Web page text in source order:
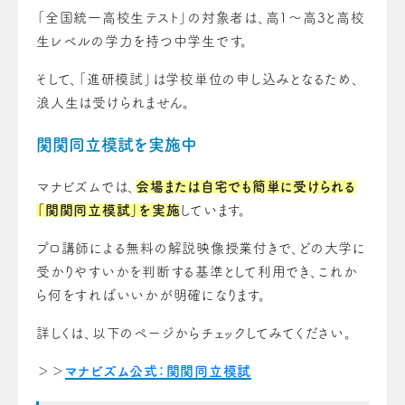
「全国統一高校生テスト」の対象者は、高1～高3と高校
生レベルの学力を持つ中学生です。
そして、「進研模試」は学校単位の申し込みとなるため、
浪人生は受けられません。
関関同立模試を実施中
マナビズムでは、 会場または自宅でも簡単に受けられる
「関関同立模試」を実施 しています。
プロ講師による無料の解説映像授業付きで、どの大学に
受かりやすいかを判断する基準として利用でき、これか
ら何をすればいいかが明確になります。
詳しくは、以下のページからチェックしてみてください。
＞＞ マナビズム公式：関関同立模試